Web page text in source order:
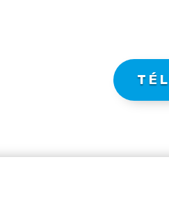
des formations
Nous vous invitons à nous